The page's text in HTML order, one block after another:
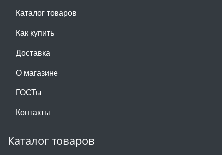
Каталог товаров
Как купить
Доставка
О магазине
ГОСТы
Контакты
Каталог товаров